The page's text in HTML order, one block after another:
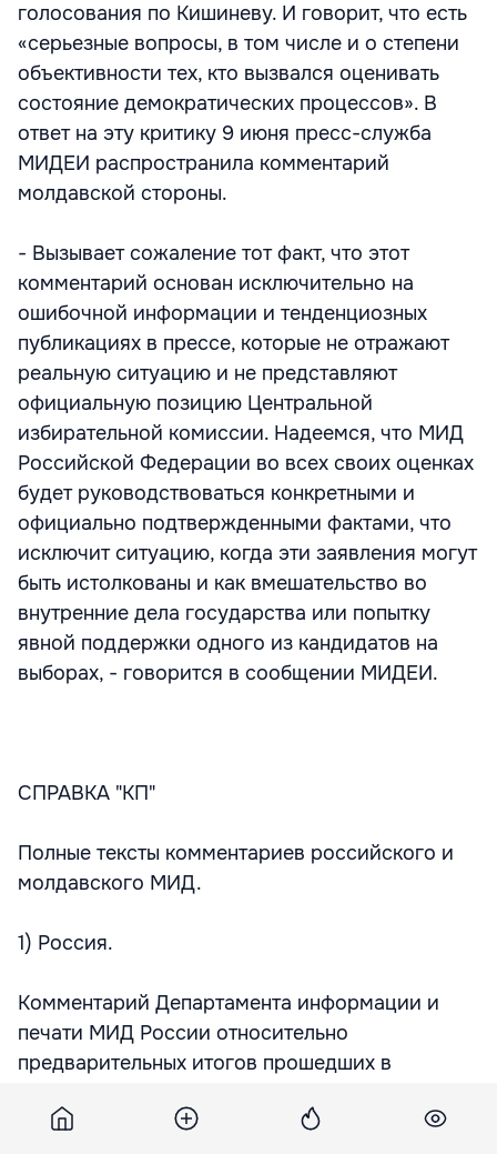
голосования по Кишиневу. И говорит, что есть
«серьезные вопросы, в том числе и о степени
объективности тех, кто вызвался оценивать
состояние демократических процессов». В
ответ на эту критику 9 июня пресс-служба
МИДЕИ распространила комментарий
молдавской стороны.
- Вызывает сожаление тот факт, что этот
комментарий основан исключительно на
ошибочной информации и тенденциозных
публикациях в прессе, которые не отражают
реальную ситуацию и не представляют
официальную позицию Центральной
избирательной комиссии. Надеемся, что МИД
Российской Федерации во всех своих оценках
будет руководствоваться конкретными и
официально подтвержденными фактами, что
исключит ситуацию, когда эти заявления могут
быть истолкованы и как вмешательство во
внутренние дела государства или попытку
явной поддержки одного из кандидатов на
выборах, - говорится в сообщении МИДЕИ.
СПРАВКА "КП"
Полные тексты комментариев российского и
молдавского МИД.
1) Россия.
Комментарий Департамента информации и
печати МИД России относительно
предварительных итогов прошедших в
выборов.